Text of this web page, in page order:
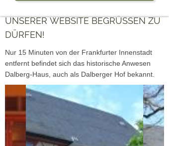
UNSERER WEBSITE BEGRÜSSEN ZU D
ÜRFEN!
Nur 15 Minuten von der Frankfurter Innenstadt
entfernt befindet sich das historische Anwesen
Dalberg-Haus, auch als Dalberger Hof bekannt.